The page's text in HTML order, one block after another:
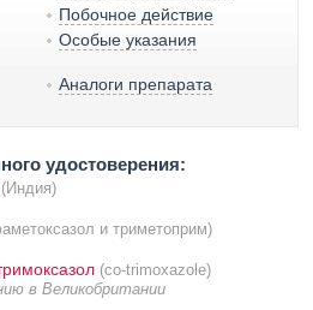
Побочное действие
Особые указания
Аналоги препарата
удостоверения:
(Индия)
и триметоприм)
(co-trimoxazole)
в Великобритании